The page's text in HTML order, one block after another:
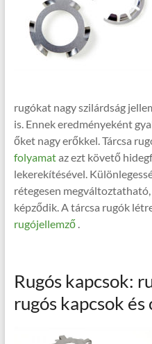
rugókat nagy szilárdság
is. Ennek eredményeként
őket nagy erőkkel. Tárcsa
folyamataz ezt követő
lekerekítésével.
rétegesen
képződik. A tárcsa rugók
rugójellemző.
Rugós kapcsok:
rugós kapcsok